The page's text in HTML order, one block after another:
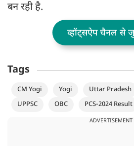
बन रही है.
व्हॉट्सऐप चैनल से
Tags
CM Yogi Yogi Uttar Pradesh
UPPSC
OBC PCS-2024 Result
ADVERTISEMENT